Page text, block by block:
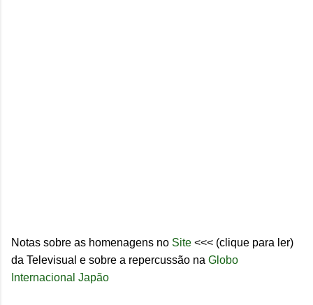
Notas sobre as homenagens no Site <<< (clique para ler)
da Televisual e sobre a repercussão na Globo
Internacional Japão